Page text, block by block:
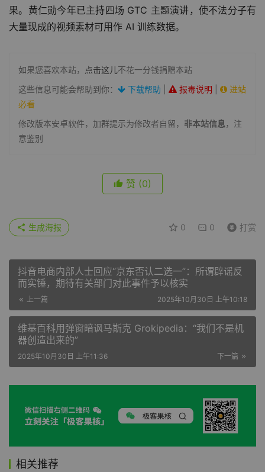
果。黄仁勋今年已主持四场 GTC 主题演讲，使不法分子有
大量现成的视频素材可用作 AI 训练数据。
如果您喜欢本站， 点击这儿不花一分钱捐赠本站
这些信息可能会帮助到你：
下载帮助 报毒说明
进站
必看
修改版本安卓软件，加群提示为修改者自留， 非本站信息，注
意鉴别
赞 (0)
0 0 打赏
生成海报
抖音电商内部人士回应“京东否认二选一”：所谓辟谣反
而实锤，期待有关部门对此事件予以核实
上一篇 2025年10月30日 上午10:18
维基百科用弹窗暗讽马斯克 Grokipedia：“我们不是机
器创造出来的”
下一篇
2025年10月30日 上午11:36
相关推荐